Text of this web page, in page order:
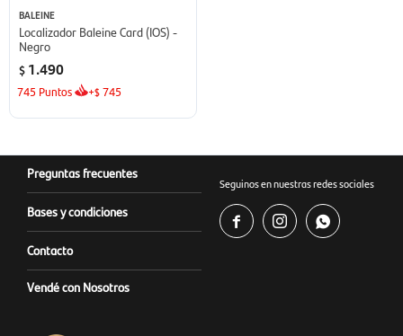
BALEINE
Localizador Baleine Card (IOS) -
Negro
$ 1.490
745 Puntos +$745
Preguntas frecuentes
Bases y condiciones
Contacto
Vendé con Nosotros
Seguinos en nuestras redes sociales
  